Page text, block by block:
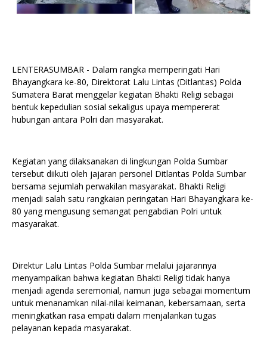
LENTERASUMBAR - Dalam rangka memperingati Hari
Bhayangkara ke-80, Direktorat Lalu Lintas (Ditlantas) Polda
Sumatera Barat menggelar kegiatan Bhakti Religi sebagai
bentuk kepedulian sosial sekaligus upaya mempererat
hubungan antara Polri dan masyarakat.
Kegiatan yang dilaksanakan di lingkungan Polda Sumbar
tersebut diikuti oleh jajaran personel Ditlantas Polda Sumbar
bersama sejumlah perwakilan masyarakat. Bhakti Religi
menjadi salah satu rangkaian peringatan Hari Bhayangkara ke-
80 yang mengusung semangat pengabdian Polri untuk
masyarakat.
Direktur Lalu Lintas Polda Sumbar melalui jajarannya
menyampaikan bahwa kegiatan Bhakti Religi tidak hanya
menjadi agenda seremonial, namun juga sebagai momentum
untuk menanamkan nilai-nilai keimanan, kebersamaan, serta
meningkatkan rasa empati dalam menjalankan tugas
pelayanan kepada masyarakat.